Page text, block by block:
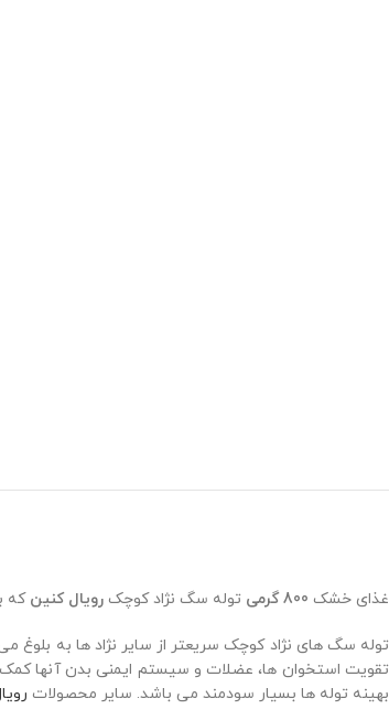
غذای خشک 800 گرمی توله سگ نژاد کوچک رویال کنین که
توله سگ های نژاد کوچک سریعتر از سایر نژاد ها به بلوغ
تقویت استخوان ها، عضلات و سیستم ایمنی بدن آنها
بهینه توله ها بسیار سودمند می باشد. سایر محصولات